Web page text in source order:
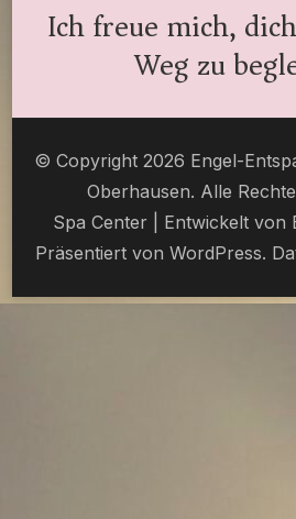
Ich freue mich,
Weg zu
© Copyright 2026 Engel-
Oberhausen. Alle
Spa Center | Entwickelt von
Präsentiert von WordPress.